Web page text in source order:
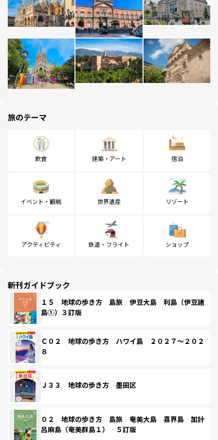
旅のテーマ
飲食 建築・アート 宿泊
イベント・観戦 世界遺産 リゾート
アクティビティ 鉄道・フライト ショップ
新刊ガイドブック
１５ 地球の歩き方 島旅 伊豆大島 利島（伊豆諸
島①）３訂版
Ｃ０２ 地球の歩き方 ハワイ島 ２０２７～２０２
８
Ｊ３３ 地球の歩き方 墨田区
０２ 地球の歩き方 島旅 奄美大島 喜界島 加計
呂麻島（奄美群島１） ５訂版